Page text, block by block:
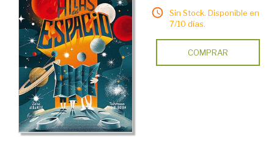
Sin Stock. Disponible en
7/10 días.
COMPRAR